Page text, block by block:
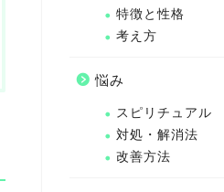
特徴と性格
考え方
悩み
スピリチュアル
対処・解消法
改善方法